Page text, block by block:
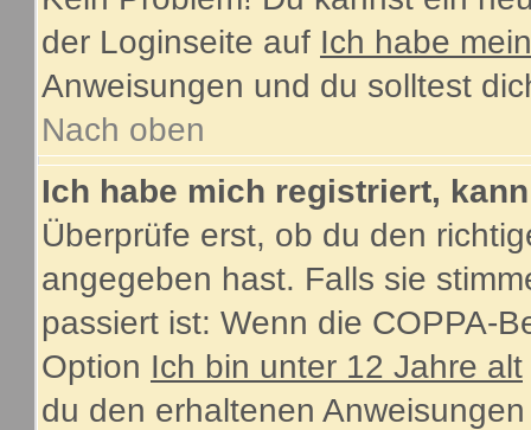
der Loginseite auf Ich habe
Anweisungen und du solltest
Nach oben
Ich habe mich registriert,
Überprüfe erst, ob du den
angegeben hast. Falls sie
passiert ist: Wenn die COPPA-
Option Ich bin unter 12 Jahre alt
du den erhaltenen